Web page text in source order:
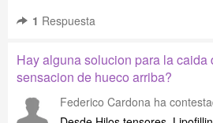
1 Respuesta
Hay alguna solucion para la caida
sensacion de hueco arriba?
Federico Cardona ha